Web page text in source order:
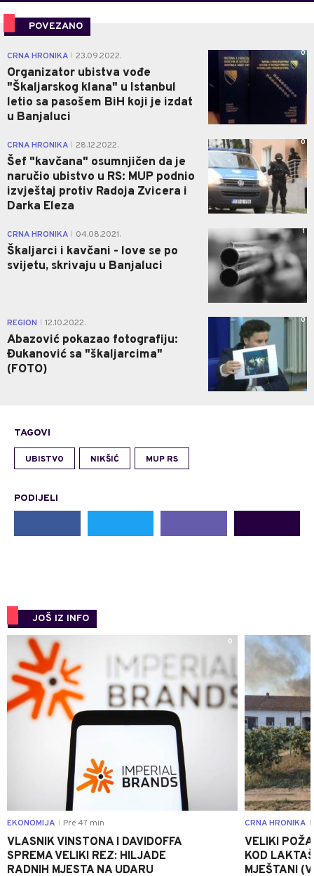
POVEZANO
CRNA HRONIKA 23.09.2022.
Organizator ubistva vođe
"Škaljarskog klana" u Istanbul
letio sa pasošem BiH koji je izdat
u Banjaluci
0
CRNA HRONIKA 28.12.2022.
Šef "kavčana" osumnjičen da je
naručio ubistvo u RS: MUP podnio
izvještaj protiv Radoja Zvicera i
Darka Eleza
0
CRNA HRONIKA 04.08.2021.
Škaljarci i kavčani - love se po
svijetu, skrivaju u Banjaluci
1
REGION 12.10.2022.
Abazović pokazao fotografiju:
Đukanović sa "škaljarcima"
(FOTO)
0
TAGOVI
UBISTVO NIKŠIĆ MUP RS
PODIJELI
JOŠ IZ INFO
0
EKONOMIJA Pre 47 min
VLASNIK VINSTONA I DAVIDOFFA
SPREMA VELIKI REZ: HILJADE
RADNIH MJESTA NA UDARU
CRNA HRONIKA
VELIKI
KOD
MJEŠTANI